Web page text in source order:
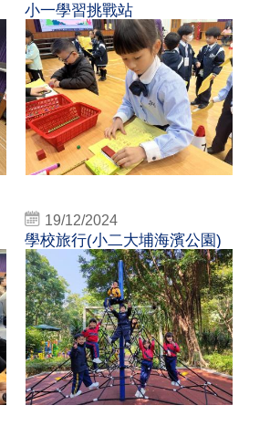
小一學習挑戰站
19/12/2024
學校旅行(小二大埔海濱公園)